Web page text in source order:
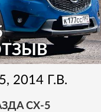
, 2014 Г.В.
СХ-5